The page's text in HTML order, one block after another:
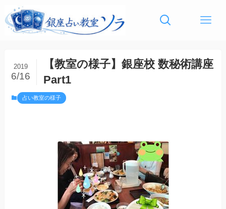
【教室の様子】銀座校 数秘術講座
Part1
2019
6/16
占い教室の様子